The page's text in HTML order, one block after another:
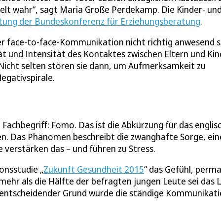
wahr“, sagt Maria Große Perdekamp. Die Kinder- und
der Bundeskonferenz für Erziehungsberatung.
face-to-face-Kommunikation nicht richtig anwesend
und Intensität des Kontaktes zwischen Eltern und
selten stören sie dann, um Aufmerksamkeit zu
Fomo. Das ist die Abkürzung für das
Das Phänomen beschreibt die zwanghafte Sorge,
das – und führen zu Stress.
„Zukunft Gesundheit 2015“ das Gefühl,
als die Hälfte der befragten jungen Leute sei das
Grund wurde die ständige